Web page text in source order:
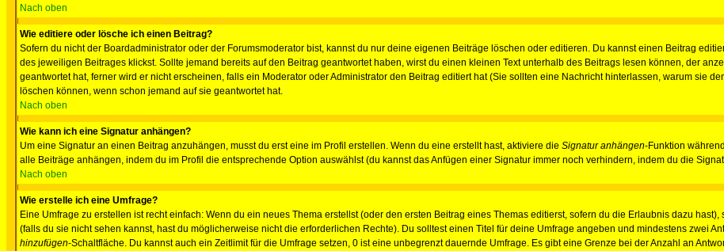
Nach oben
Wie editiere oder lösche ich einen Beitrag?
Sofern du nicht der Boardadministrator oder der Forumsmoderator bist, kannst du nur deine eigenen Beiträge löschen oder editieren. Du kannst einen Beitrag
des jeweiligen Beitrages klickst. Sollte jemand bereits auf den Beitrag geantwortet haben, wirst du einen kleinen Text unterhalb des Beitrags lesen können, der
geantwortet hat, ferner wird er nicht erscheinen, falls ein Moderator oder Administrator den Beitrag editiert hat (Sie sollten eine Nachricht hinterlassen, warum sie
löschen können, wenn schon jemand auf sie geantwortet hat.
Nach oben
Wie kann ich eine Signatur anhängen?
Um eine Signatur an einen Beitrag anzuhängen, musst du erst eine im Profil erstellen. Wenn du eine erstellt hast, aktiviere die Signatur anhängen-Funktion
alle Beiträge anhängen, indem du im Profil die entsprechende Option auswählst (du kannst das Anfügen einer Signatur immer noch verhindern, indem du die
Nach oben
Wie erstelle ich eine Umfrage?
Eine Umfrage zu erstellen ist recht einfach: Wenn du ein neues Thema erstellst (oder den ersten Beitrag eines Themas editierst, sofern du die Erlaubnis dazu hast),
(falls du sie nicht sehen kannst, hast du möglicherweise nicht die erforderlichen Rechte). Du solltest einen Titel für deine Umfrage angeben und mindestens zwei
hinzufügen-Schaltfläche. Du kannst auch ein Zeitlimit für die Umfrage setzen, 0 ist eine unbegrenzt dauernde Umfrage. Es gibt eine Grenze bei der Anzahl an